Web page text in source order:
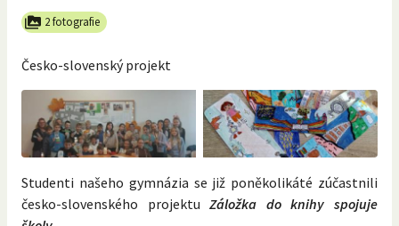
2 fotografie
Česko-slovenský projekt
Studenti našeho gymnázia se již poněkolikáté zúčastnili
česko-slovenského projektuZáložka do knihy spojuje